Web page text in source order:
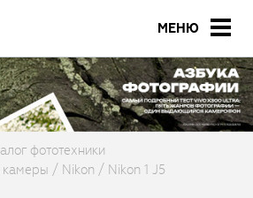
МЕНЮ
фототехники
камеры
Nikon
Nikon 1 J5